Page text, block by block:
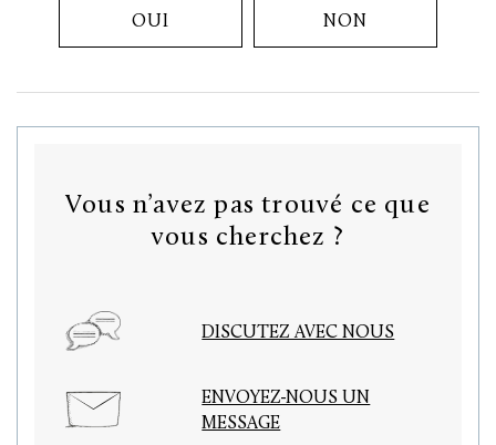
OUI NON
Vous n’avez pas trouvé ce que
vous cherchez ?
DISCUTEZ AVEC NOUS
ENVOYEZ-NOUS UN
MESSAGE